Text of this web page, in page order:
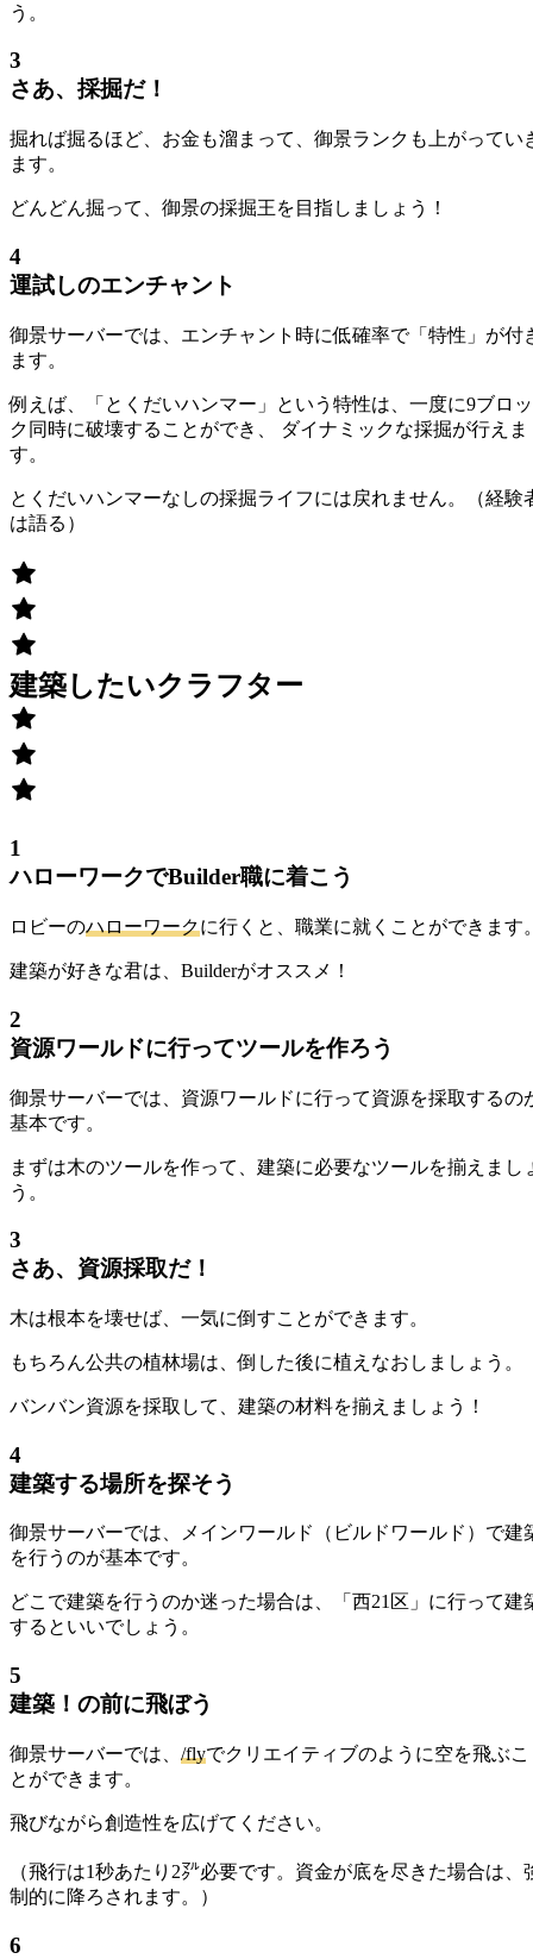
う。
3
さあ、採掘だ！
掘れば掘るほど、お金も溜まって、御景ランクも上がってい
ます。
どんどん掘って、御景の採掘王を目指しましょう！
4
運試しのエンチャント
御景サーバーでは、エンチャント時に低確率で「特性」が付
ます。
例えば、「とくだいハンマー」という特性は、一度に9ブロッ
ク同時に破壊することができ、 ダイナミックな採掘が行えま
す。
とくだいハンマーなしの採掘ライフには戻れません。（経験
は語る）
建築したいクラフター
1
ハローワークでBuilder職に着こう
ロビーのハローワークに行くと、職業に就くことができます
建築が好きな君は、Builderがオススメ！
2
資源ワールドに行ってツールを作ろう
御景サーバーでは、資源ワールドに行って資源を採取するの
基本です。
まずは木のツールを作って、建築に必要なツールを揃えまし
う。
3
さあ、資源採取だ！
木は根本を壊せば、一気に倒すことができます。
もちろん公共の植林場は、倒した後に植えなおしましょう。
バンバン資源を採取して、建築の材料を揃えましょう！
4
建築する場所を探そう
御景サーバーでは、メインワールド（ビルドワールド）で建
を行うのが基本です。
どこで建築を行うのか迷った場合は、「西21区」に行って建
するといいでしょう。
5
建築！の前に飛ぼう
御景サーバーでは、 /flyでクリエイティブのように空を飛ぶこ
とができます。
飛びながら創造性を広げてください。
（飛行は1秒あたり2㍆必要です。資金が底を尽きた場合は、
制的に降ろされます。）
6